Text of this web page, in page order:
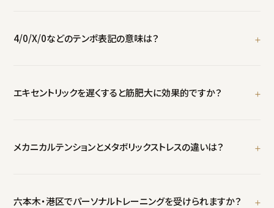
が重要です。高負荷を扱うこと自体が支配的な刺激のため、テンポの
4/0/X/0などのテンポ表記の意味は？
「explosive（爆発的）」で最大速度での挙上を指します。4/0/X/0なら
エキセントリックを遅くすると筋肥大に効果的ですか？
ECC動作が、TUTを確保しつつ重量や反復回数を犠牲にしない妥当
メカニカルテンションとメタボリックストレスの違いは？
で、高重量トレーニングで高まります。メタボリックストレスは持続的
六本木・港区でパーソナルトレーニングを受けられますか？